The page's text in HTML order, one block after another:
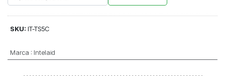
SKU: IT-TS5C
Marca : Intelaid